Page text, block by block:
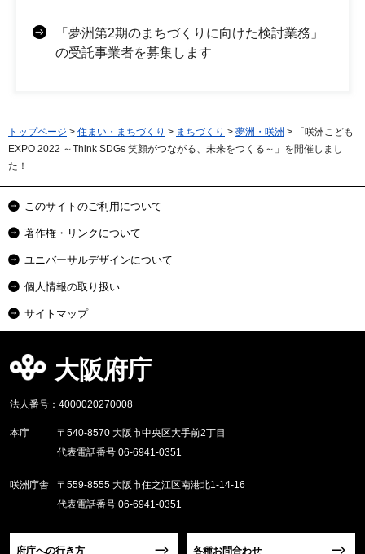
「夢洲第2期のまちづくりに向けた検討業務」
の受託事業者を募集します
トップページ > 住まい・まちづくり > まちづくり > 夢洲・咲洲 > 「咲洲こども
EXPO 2022 ～Think SDGs 笑顔がつながる、未来をつくる～」を開催しまし
た！
このサイトのご利用について
著作権・リンクについて
ユニバーサルデザインについて
個人情報の取り扱い
サイトマップ
大阪府庁
法人番号：4000020270008
本庁
〒540-8570 大阪市中央区大手前2丁目
代表電話番号 06-6941-0351
咲洲庁舎
〒559-8555 大阪市住之江区南港北1-14-16
代表電話番号 06-6941-0351
府庁への行き方 各種お問合わせ